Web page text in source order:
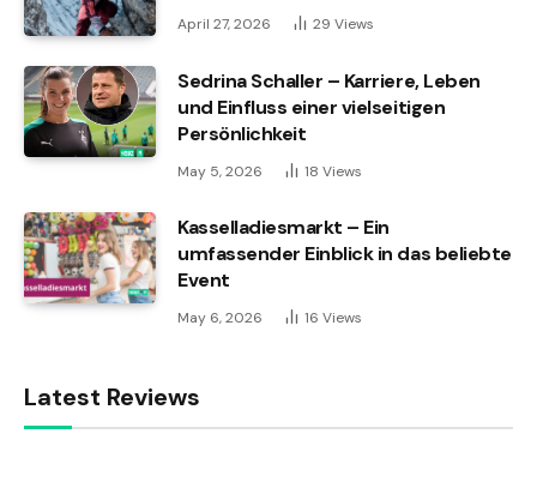
April 27, 2026 29 Views
Sedrina Schaller – Karriere, Leben
und Einfluss einer vielseitigen
Persönlichkeit
May 5, 2026 18 Views
Kasselladiesmarkt – Ein
umfassender Einblick in das beliebte
Event
May 6, 2026 16 Views
Latest Reviews